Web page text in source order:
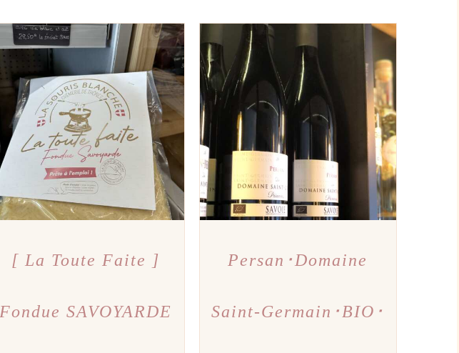
AJOUTER AU PANIER APERÇU
[ La Toute Faite ]
Fondue SAVOYARDE
AJOUTER AU PANIER / APERÇU
Persan･Domaine
Saint-Germain･BIO･